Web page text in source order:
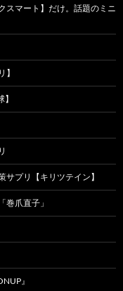
スマート】だけ。話題のミニ
プリ【キリツテイン】
爪直子」
』